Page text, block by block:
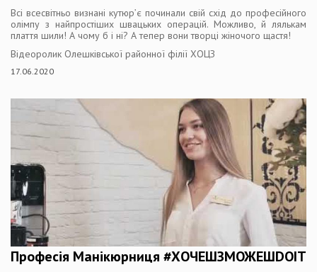
Всі всесвітньо визнані кутюр’є починали свій схід до професійного
олімпу з найпростіших швацьких операцій. Можливо, й лялькам
плаття шили! А чому б і ні? А тепер вони творці жіночого щастя!
Відеоролик Олешківської районної філії ХОЦЗ
17.06.2020
Професія Манікюрниця #ХОЧЕШЗМОЖЕШDOIT